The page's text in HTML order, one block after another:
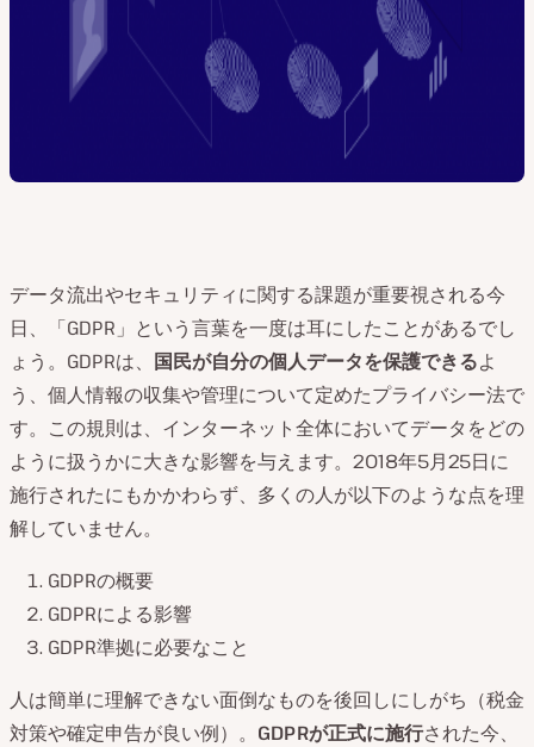
データ流出やセキュリティに関する課題が重要視される今
日、「GDPR」という言葉を一度は耳にしたことがあるでし
ょう。GDPRは、 国民が自分の個人データを保護できるよ
う、個人情報の収集や管理について定めたプライバシー法で
す。この規則は、インターネット全体においてデータをどの
ように扱うかに大きな影響を与えます。2018年5月25日に
施行されたにもかかわらず、多くの人が以下のような点を理
解していません。
GDPRの概要
GDPRによる影響
GDPR準拠に必要なこと
人は簡単に理解できない面倒なものを後回しにしがち（税金
対策や確定申告が良い例）。 GDPRが正式に施行された今、